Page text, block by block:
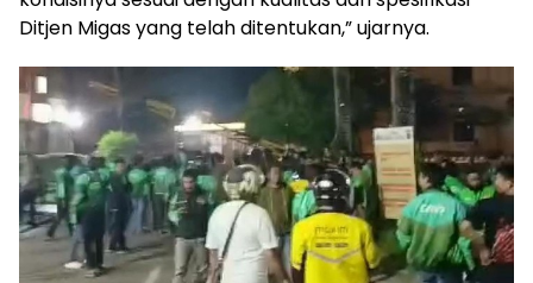
Ditjen Migas yang telah ditentukan,” ujarnya.